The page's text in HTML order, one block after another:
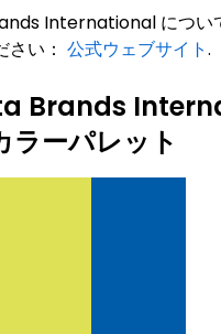
International につい
さい： 公式ウェブサイト.
Brands
ラーパレット